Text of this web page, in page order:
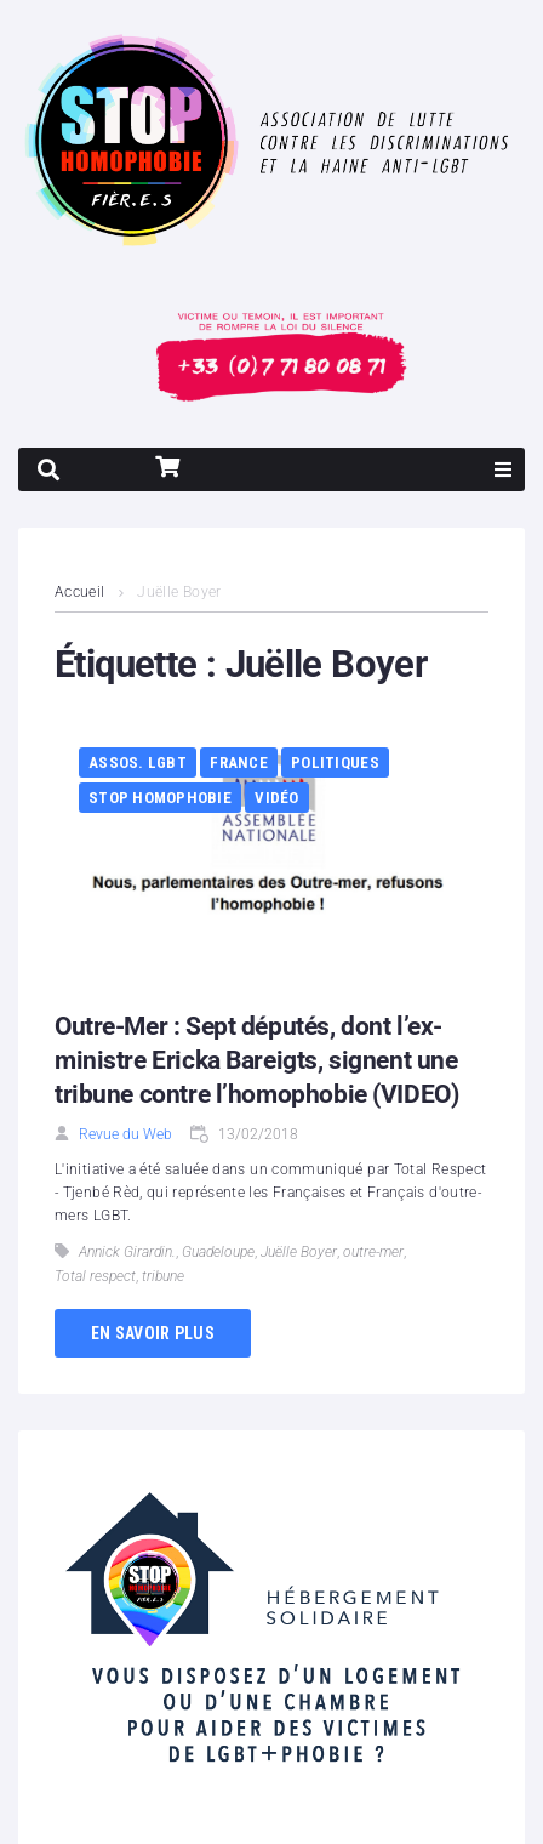
Contenus litigieux
Boutique
Contacts
Accueil Juëlle Boyer
Étiquette : Juëlle Boyer
ASSOS. LGBT FRANCE
POLITIQUES
STOP HOMOPHOBIE
VIDÉO
Outre-Mer : Sept députés, dont l’ex-
ministre Ericka Bareigts, signent une
tribune contre l’homophobie (VIDEO)
Revue du Web 13/02/2018
L'initiative a été saluée dans un communiqué par Total Respect
- Tjenbé Rèd, qui représente les Françaises et Français d'outre-
mers LGBT.
Annick Girardin. , Guadeloupe, Juëlle Boyer, outre-mer,
Total respect, tribune
EN SAVOIR PLUS